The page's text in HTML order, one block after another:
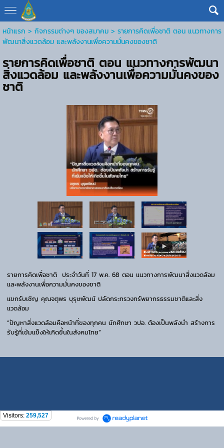
หน้าแรก > กิจกรรมต่างๆ ของสมาคม > รายการคิดเพื่อชาติ ตอน แนวทางการ
พัฒนาสิ่งแวดล้อม และพลังงานเพื่อความมั่นคงของชาติ
รายการคิดเพื่อชาติ ตอน แนวทางการพัฒนา
สิ่งแวดล้อม และพลังงานเพื่อความมั่นคงของ
ชาติ
รายการคิดเพื่อชาติ ประจำวันที่ 17 พ.ค. 68 ตอน แนวทางการพัฒนาสิ่งแวดล้อม
และพลังงานเพื่อความมั่นคงของชาติ
แขกรับเชิญ คุณจตุพร บุรุษพัฒน์ ปลัดกระทรวงทรัพยากรธรรมชาติและสิ่ง
แวดล้อม
“ปัญหาสิ่งแวดล้อมคือหน้าที่ของทุกคน นักศึกษา วปอ. ต้องเป็นพลังนำ สร้างการ
รับรู้ที่เข้มแข็งให้เกิดขึ้นในสังคมไทย”
Visitors: 259,527